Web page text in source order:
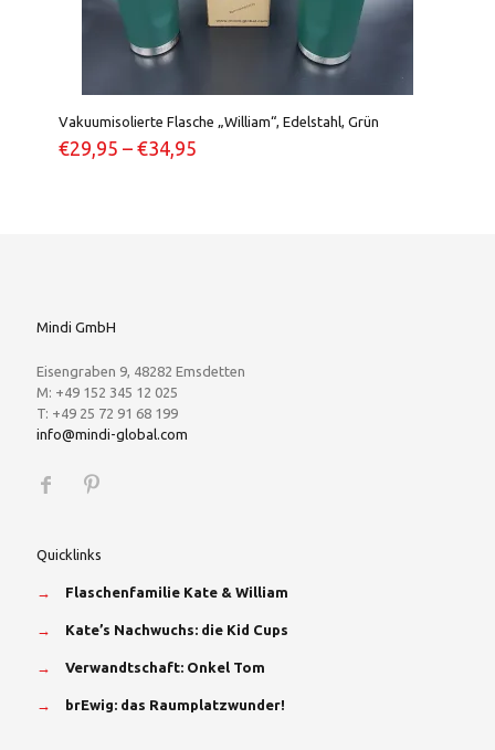
Vakuumisolierte Flasche „William“, Edelstahl, Grün
€29,95 – €34,95
Mindi GmbH
Eisengraben 9, 48282 Emsdetten
M: +49 152 345 12 025
T: +49 25 72 91 68 199
info@mindi-global.com
Quicklinks
→ Flaschenfamilie Kate & William
→ Kate’s Nachwuchs: die Kid Cups
→ Verwandtschaft: Onkel Tom
→ brEwig: das Raumplatzwunder!